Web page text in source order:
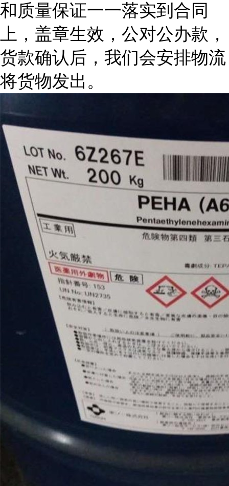
和质量保证一一落实到合同
上，盖章生效，公对公办款，
货款确认后，我们会安排物流
将货物发出。